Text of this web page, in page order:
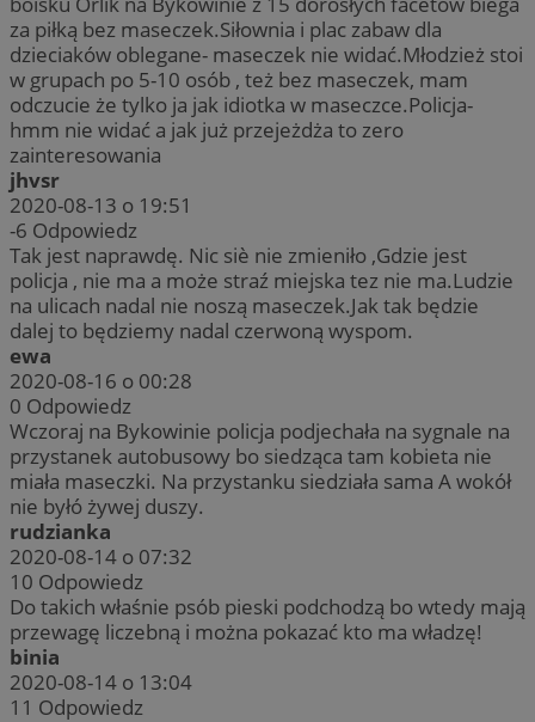
za piłką bez maseczek.Siłownia i plac zabaw dla
dzieciaków oblegane- maseczek nie widać.Młodzież stoi
w grupach po 5-10 osób , też bez maseczek, mam
odczucie że tylko ja jak idiotka w maseczce.Policja-
hmm nie widać a jak już przejeżdża to zero
zainteresowania
jhvsr
2020-08-13 o 19:51
-6 Odpowiedz
Tak jest naprawdę. Nic siè nie zmieniło ,Gdzie jest
policja , nie ma a może straź miejska tez nie ma.Ludzie
na ulicach nadal nie noszą maseczek.Jak tak będzie
dalej to będziemy nadal czerwoną wyspom.
ewa
2020-08-16 o 00:28
0 Odpowiedz
Wczoraj na Bykowinie policja podjechała na sygnale na
przystanek autobusowy bo siedząca tam kobieta nie
miała maseczki. Na przystanku siedziała sama A wokół
nie byłó żywej duszy.
rudzianka
2020-08-14 o 07:32
10 Odpowiedz
Do takich właśnie psób pieski podchodzą bo wtedy mają
przewagę liczebną i można pokazać kto ma władzę!
binia
2020-08-14 o 13:04
11 Odpowiedz